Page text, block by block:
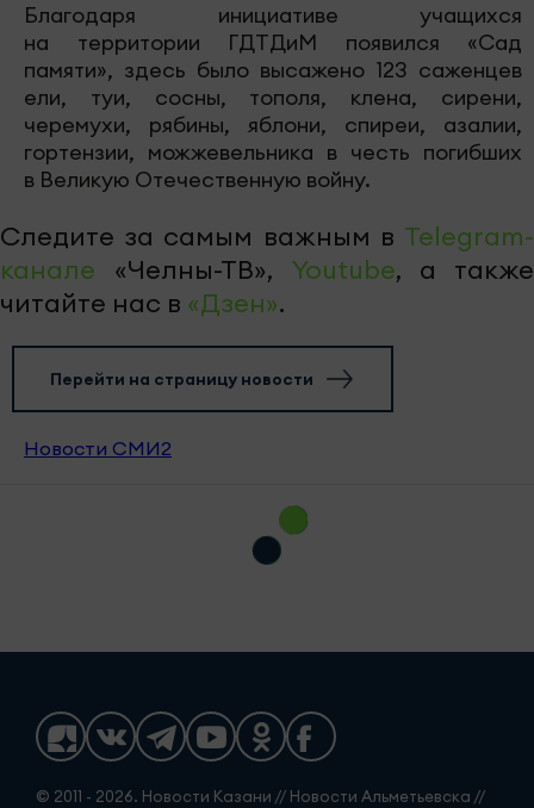
Благодаря инициативе учащихся
на территории ГДТДиМ появился «Сад
памяти», здесь было высажено 123 саженцев
ели, туи, сосны, тополя, клена, сирени,
черемухи, рябины, яблони, спиреи, азалии,
гортензии, можжевельника в честь погибших
в Великую Отечественную войну.
Следите за самым важным в Telegram-
канале «Челны-ТВ», Youtube, а также
читайте нас в «Дзен».
Перейти на страницу новости
Новости СМИ2
© 2011 - 2026. Новости Казани // Новости Альметьевска //